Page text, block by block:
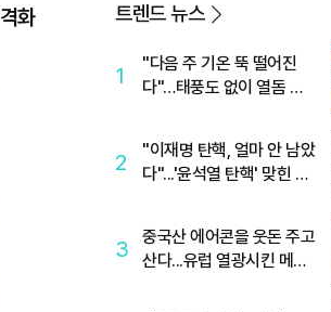
화 트렌드 뉴스
1
"다음 주 기온 뚝 떨어진
다"…태풍도 없이 열돔 박
2
"이재명 탄핵, 얼마 안 남았
다"...'윤석열 탄핵' 맞힌 무
3
중국산 에어콘을 웃돈 주고
산다...유럽 열광시킨 메이